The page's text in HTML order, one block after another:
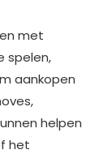
met
spelen,
aankopen
helpen
het